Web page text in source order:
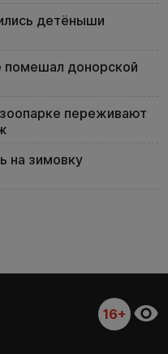
детёныши
помешал донорской
переживают
на зимовку
16+